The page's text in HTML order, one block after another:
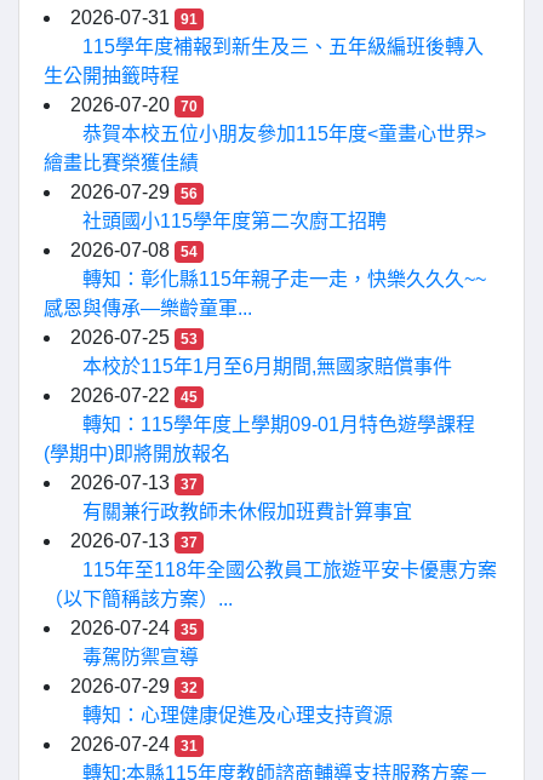
2026-07-31
91
115學年度補報到新生及三、五年級編班後轉入
生公開抽籤時程
2026-07-20
70
恭賀本校五位小朋友參加115年度<童畫心世界>
繪畫比賽榮獲佳績
2026-07-29
56
社頭國小115學年度第二次廚工招聘
2026-07-08
54
轉知：彰化縣115年親子走一走，快樂久久久~~
感恩與傳承—樂齡童軍...
2026-07-25
53
本校於115年1月至6月期間,無國家賠償事件
2026-07-22
45
轉知：115學年度上學期09-01月特色遊學課程
(學期中)即將開放報名
2026-07-13
37
有關兼行政教師未休假加班費計算事宜
2026-07-13
37
115年至118年全國公教員工旅遊平安卡優惠方案
（以下簡稱該方案）...
2026-07-24
35
毒駕防禦宣導
2026-07-29
32
轉知：心理健康促進及心理支持資源
2026-07-24
31
轉知:本縣115年度教師諮商輔導支持服務方案－